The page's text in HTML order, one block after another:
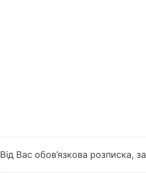
Від Вас обов’язкова розписка,